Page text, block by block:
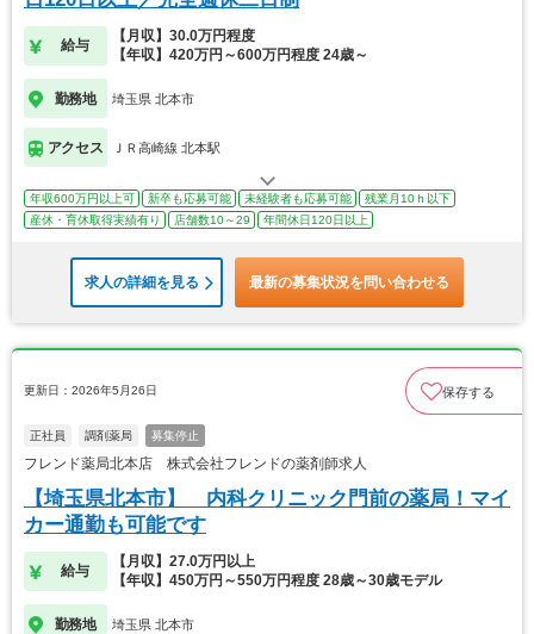
給与
【月収】30.0万円程度
【年収】420万円～600万円程度 24歳～
勤務地 埼玉県 北本市
アクセス ＪＲ高崎線 北本駅
年収600万円以上可 新卒も応募可能 未経験者も応募可能
残業月10ｈ以下
産休・育休取得実績有り
店舗数10～29 年間休日120日以上
求人の詳細を見る 最新の募集状況を問い合わせる
更新日：2026年5月26日 保存する
正社員 調剤薬局 募集停止
フレンド薬局北本店 株式会社フレンドの薬剤師求人
【埼玉県北本市】 内科クリニック門前の薬局！マイ
カー通勤も可能です
給与
【月収】27.0万円以上
【年収】450万円～550万円程度 28歳～30歳モデル
勤務地 埼玉県 北本市